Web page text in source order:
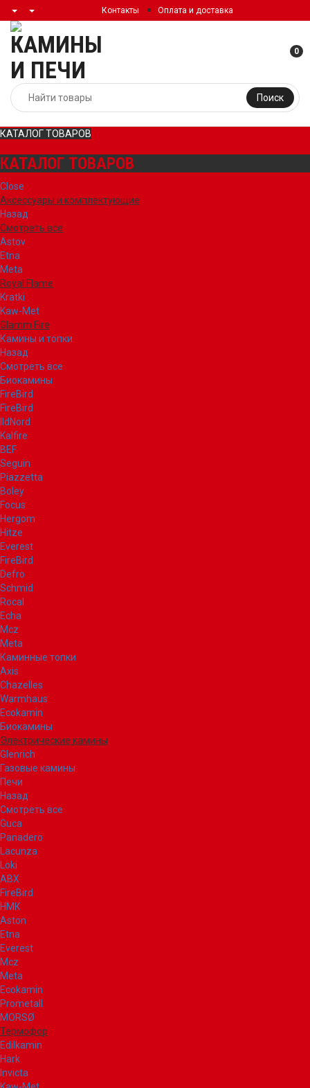
Контакты Оплата и доставка
Поиск
0
КАТАЛОГ ТОВАРОВ
КАТАЛОГ ТОВАРОВ
Close
Аксессуары и комплектующие
Назад
Смотреть все
Astov
Etna
Meta
Royal Flame
Kratki
Kaw-Met
Glamm Fire
Камины и топки
Назад
Смотреть все
Биокамины
FireBird
FireBird
IldNord
Kalfire
BEF
Seguin
Piazzetta
Boley
Focus
Hergom
Hitze
Everest
FireBird
Defro
Schmid
Rocal
Echa
Mcz
Meta
Каминные топки
Axis
Chazelles
Warmhaus
Ecokamin
Биокамины
Электрические камины
Glenrich
Газовые камины
Печи
Назад
Смотреть все
Guca
Panadero
Lacunza
Loki
ABX
FireBird
НМК
Aston
Etna
Everest
Mcz
Meta
Ecokamin
Prometall
MORSØ
Термофор
Edilkamin
Hark
Invicta